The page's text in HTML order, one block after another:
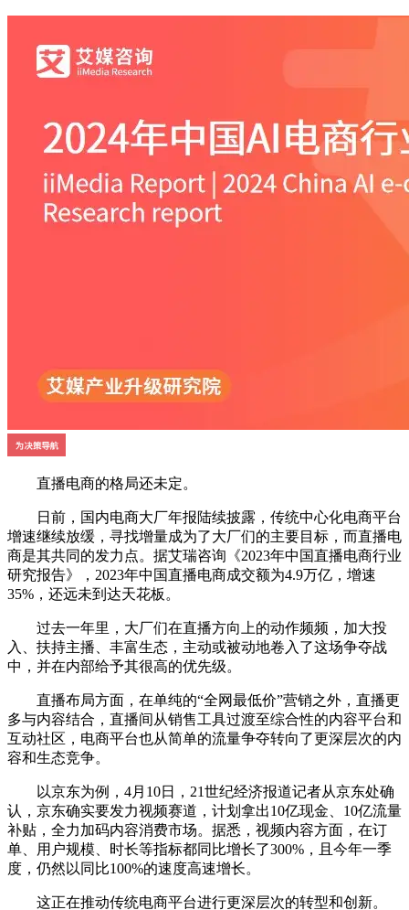
直播电商的格局还未定。
日前，国内电商大厂年报陆续披露，传统中心化电商平台
增速继续放缓，寻找增量成为了大厂们的主要目标，而直播电
商是其共同的发力点。据艾瑞咨询《2023年中国直播电商行业
研究报告》，2023年中国直播电商成交额为4.9万亿，增速
35%，还远未到达天花板。
过去一年里，大厂们在直播方向上的动作频频，加大投
入、扶持主播、丰富生态，主动或被动地卷入了这场争夺战
中，并在内部给予其很高的优先级。
直播布局方面，在单纯的“全网最低价”营销之外，直播更
多与内容结合，直播间从销售工具过渡至综合性的内容平台和
互动社区，电商平台也从简单的流量争夺转向了更深层次的内
容和生态竞争。
以京东为例，4月10日，21世纪经济报道记者从京东处确
认，京东确实要发力视频赛道，计划拿出10亿现金、10亿流量
补贴，全力加码内容消费市场。据悉，视频内容方面，在订
单、用户规模、时长等指标都同比增长了300%，且今年一季
度，仍然以同比100%的速度高速增长。
这正在推动传统电商平台进行更深层次的转型和创新。